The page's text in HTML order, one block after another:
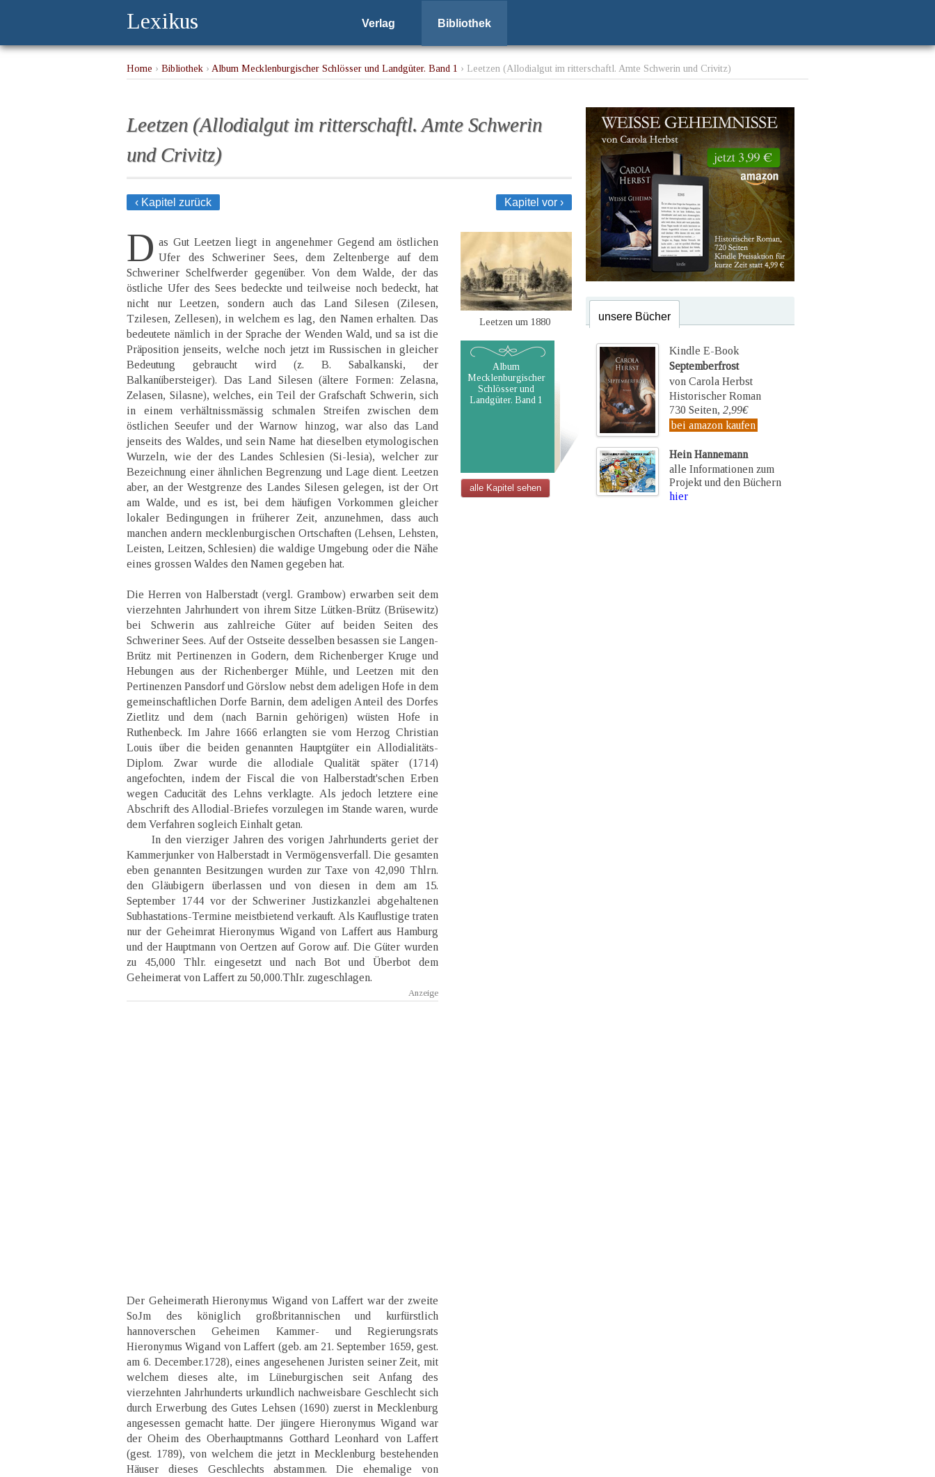
Lexikus Verlag Bibliothek
Home › Bibliothek › Album Mecklenburgischer Schlösser und Landgüter. Band 1 › Leetzen (Allodialgut im ritterschaftl. Amte Schwerin und Crivitz)
Leetzen (Allodialgut im ritterschaftl. Amte Schwerin
und Crivitz)
‹ Kapitel zurück Kapitel vor ›
D as Gut Leetzen liegt in angenehmer Gegend am östlichen
Ufer des Schweriner Sees, dem Zeltenberge auf dem
Schweriner Schelfwerder gegenüber. Von dem Walde, der das
östliche Ufer des Sees bedeckte und teilweise noch bedeckt, hat
nicht nur Leetzen, sondern auch das Land Silesen (Zilesen,
Tzilesen, Zellesen), in welchem es lag, den Namen erhalten. Das
bedeutete nämlich in der Sprache der Wenden Wald, und sa ist die
Präposition jenseits, welche noch jetzt im Russischen in gleicher
Bedeutung gebraucht wird (z. B. Sabalkanski, der
Balkanübersteiger). Das Land Silesen (ältere Formen: Zelasna,
Zelasen, Silasne), welches, ein Teil der Grafschaft Schwerin, sich
in einem verhältnissmässig schmalen Streifen zwischen dem
östlichen Seeufer und der Warnow hinzog, war also das Land
jenseits des Waldes, und sein Name hat dieselben etymologischen
Wurzeln, wie der des Landes Schlesien (Si-lesia), welcher zur
Bezeichnung einer ähnlichen Begrenzung und Lage dient. Leetzen
aber, an der Westgrenze des Landes Silesen gelegen, ist der Ort
am Walde, und es ist, bei dem häufigen Vorkommen gleicher
lokaler Bedingungen in früherer Zeit, anzunehmen, dass auch
manchen andern mecklenburgischen Ortschaften (Lehsen, Lehsten,
Leisten, Leitzen, Schlesien) die waldige Umgebung oder die Nähe
eines grossen Waldes den Namen gegeben hat.
Die Herren von Halberstadt (vergl. Grambow) erwarben seit dem
vierzehnten Jahrhundert von ihrem Sitze Lütken-Brütz (Brüsewitz)
bei Schwerin aus zahlreiche Güter auf beiden Seiten des
Schweriner Sees. Auf der Ostseite desselben besassen sie Langen-
Brütz mit Pertinenzen in Godern, dem Richenberger Kruge und
Hebungen aus der Richenberger Mühle, und Leetzen mit den
Pertinenzen Pansdorf und Görslow nebst dem adeligen Hofe in dem
gemeinschaftlichen Dorfe Barnin, dem adeligen Anteil des Dorfes
Zietlitz und dem (nach Barnin gehörigen) wüsten Hofe in
Ruthenbeck. Im Jahre 1666 erlangten sie vom Herzog Christian
Louis über die beiden genannten Hauptgüter ein Allodialitäts-
Diplom. Zwar wurde die allodiale Qualität später (1714)
angefochten, indem der Fiscal die von Halberstadt'schen Erben
wegen Caducität des Lehns verklagte. Als jedoch letztere eine
Abschrift des Allodial-Briefes vorzulegen im Stande waren, wurde
dem Verfahren sogleich Einhalt getan.
In den vierziger Jahren des vorigen Jahrhunderts geriet der
Kammerjunker von Halberstadt in Vermögensverfall. Die gesamten
eben genannten Besitzungen wurden zur Taxe von 42,090 Thlrn.
den Gläubigern überlassen und von diesen in dem am 15.
September 1744 vor der Schweriner Justizkanzlei abgehaltenen
Subhastations-Termine meistbietend verkauft. Als Kauflustige traten
nur der Geheimrat Hieronymus Wigand von Laffert aus Hamburg
und der Hauptmann von Oertzen auf Gorow auf. Die Güter wurden
zu 45,000 Thlr. eingesetzt und nach Bot und Überbot dem
Geheimerat von Laffert zu 50,000.ThIr. zugeschlagen.
Der Geheimerath Hieronymus Wigand von Laffert war der zweite
SoJm des königlich großbritannischen und kurfürstlich
hannoverschen Geheimen Kammer- und Regierungsrats
Hieronymus Wigand von Laffert (geb. am 21. September 1659, gest.
am 6. December.1728), eines angesehenen Juristen seiner Zeit, mit
welchem dieses alte, im Lüneburgischen seit Anfang des
vierzehnten Jahrhunderts urkundlich nachweisbare Geschlecht sich
durch Erwerbung des Gutes Lehsen (1690) zuerst in Mecklenburg
angesessen gemacht hatte. Der jüngere Hieronymus Wigand war
der Oheim des Oberhauptmanns Gotthard Leonhard von Laffert
(gest. 1789), von welchem die jetzt in Mecklenburg bestehenden
Häuser dieses Geschlechts abstammen. Die ehemalige von
Leetzen um 1880
Album
Mecklenburgischer
Schlösser und
Landgüter. Band 1
alle Kapitel sehen
unsere Bücher
Kindle E-Book
Septemberfrost
von Carola Herbst
Historischer Roman
730 Seiten, 2,99€
bei amazon kaufen
Hein Hannemann
alle Informationen zum
Projekt und den Büchern
hier